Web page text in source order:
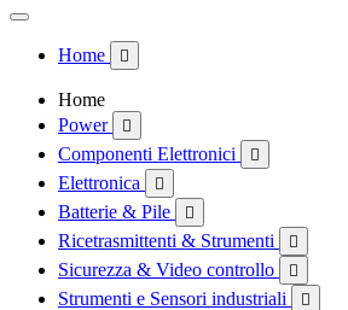
Home 
Home
Power

Componenti Elettronici 
Elettronica 
Batterie & Pile 
Ricetrasmittenti & Strumenti 
Sicurezza & Video controllo 
Strumenti e Sensori industriali 